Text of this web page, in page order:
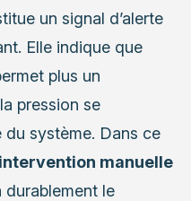
un signal d’alerte
Elle indique que
plus un
pression se
du système. Dans ce
manuelle
durablement le